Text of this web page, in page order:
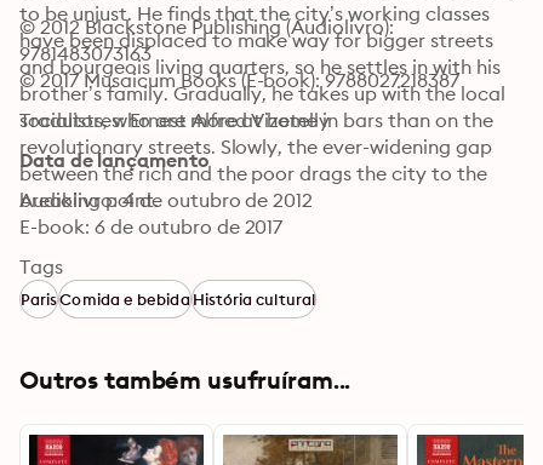
to be unjust. He finds that the city’s working classes
have been displaced to make way for bigger streets
and bourgeois living quarters, so he settles in with his
brother’s family. Gradually, he takes up with the local
socialists, who are more at home in bars than on the
revolutionary streets. Slowly, the ever-widening gap
between the rich and the poor drags the city to the
breaking point.
© 2012 Blackstone Publishing (Audiolivro):
9781483073163
© 2017 Musaicum Books (E-book): 9788027218387
Tradutores: Ernest Alfred Vizetelly
Data de lançamento
Audiolivro: 4 de outubro de 2012
E-book: 6 de outubro de 2017
Tags
ParisComida e bebidaHistória cultural
Outros também usufruíram...